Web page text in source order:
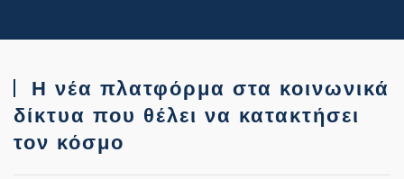
Η νέα πλατφόρμα στα κοινωνικά
δίκτυα που θέλει να κατακτήσει
τον κόσμο